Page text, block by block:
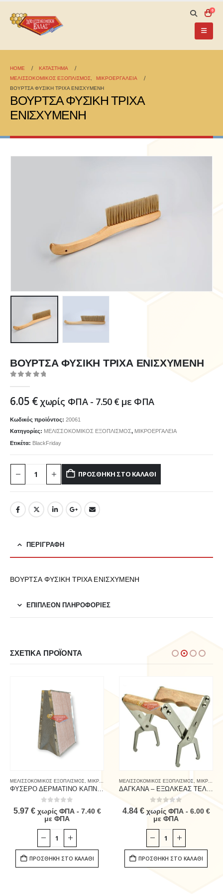
0
HOME
ΚΑΤΆΣΤΗΜΑ
ΜΕΛΙΣΣΟΚΟΜΙΚΟΣ ΕΞΟΠΛΙΣΜΟΣ
ΜΙΚΡΟΕΡΓΑΛΕΙΑ
ΒΟΥΡΤΣΑ ΦΥΣΙΚΗ ΤΡΙΧΑ ΕΝΙΣΧΥΜΕΝΗ
ΒΟΥΡΤΣΑ ΦΥΣΙΚΗ ΤΡΙΧΑ
ΕΝΙΣΧΥΜΕΝΗ
ΒΟΥΡΤΣΑ ΦΥΣΙΚΗ ΤΡΙΧΑ ΕΝΙΣΧΥΜΕΝΗ
6.05 € χωρίς ΦΠΑ - 7.50 €με ΦΠΑ
Κωδικός προϊόντος: 20061
Κατηγορίες: ΜΕΛΙΣΣΟΚΟΜΙΚΟΣ ΕΞΟΠΛΙΣΜΟΣ, ΜΙΚΡΟΕΡΓΑΛΕΙΑ
Ετικέτα: BlackFriday
ΠΡΟΣΘΉΚΗ ΣΤΟ ΚΑΛΆΘΙ
ΠΕΡΙΓΡΑΦΉ
ΒΟΥΡΤΣΑ ΦΥΣΙΚΗ ΤΡΙΧΑ ΕΝΙΣΧΥΜΕΝΗ
ΕΠΙΠΛΈΟΝ ΠΛΗΡΟΦΟΡΊΕΣ
ΣΧΕΤΙΚΆ ΠΡΟΪΌΝΤΑ
ΜΕΛΙΣΣΟΚΟΜΙΚΟΣ ΕΞΟΠΛΙΣΜΟΣ, ΜΙΚΡΟΕΡΓΑΛΕΙΑ
ΦΥΣΕΡΟ ΔΕΡΜΑΤΙΝΟ ΚΑΠΝΙΣΤΗΡΙΟΥ
out of 5
5.97 € χωρίς ΦΠΑ - 7.40 €
με ΦΠΑ
ΠΡΟΣΘΉΚΗ ΣΤΟ ΚΑΛΆΘΙ
ΜΕΛΙΣΣΟΚΟΜΙΚΟΣ ΕΞΟΠΛΙΣΜΟΣ, ΜΙΚΡΟΕΡΓΑΛΕΙΑ
ΔΑΓΚΑΝΑ – ΕΞΩΛΚΕΑΣ ΤΕΛΑΡΩΝ ΜΕ ΞΥΛΙΝΗ ΛΑΒΗ
out of 5
4.84 € χωρίς ΦΠΑ - 6.00 €
με ΦΠΑ
ΠΡΟΣΘΉΚΗ ΣΤΟ ΚΑΛΆΘΙ